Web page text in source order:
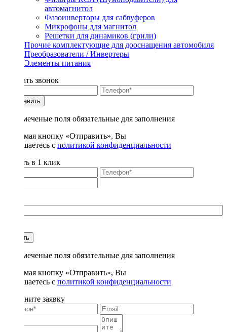
автомагнитол
Фазоинверторы для сабвуферов
Микрофоны для магнитол
Решетки для динамиков (грили)
Прочие комплектующие для дооснащения автомобиля
Преобразователи / Инвертеры
Элементы питания
Заказать звонок
Отправить
* - отмеченые поля обязательные для заполнения
Нажимая кнопку «Отправить», Вы
соглашаетесь с политикой конфиденциальности
Купить в 1 клик
Купить
* - отмеченые поля обязательные для заполнения
Нажимая кнопку «Отправить», Вы
соглашаетесь с политикой конфиденциальности
Заполните заявку